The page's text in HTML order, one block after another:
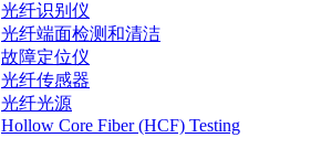
光纤识别仪
光纤端面检测和清洁
故障定位仪
光纤传感器
光纤光源
Hollow Core Fiber (HCF) Testing